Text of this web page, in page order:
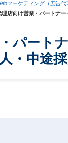
マーケティング（広告代
理店向け営業・パートナ
パート
・中途